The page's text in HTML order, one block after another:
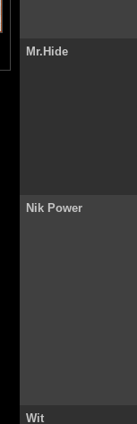
Mr.Hide
Nik Power
Wit